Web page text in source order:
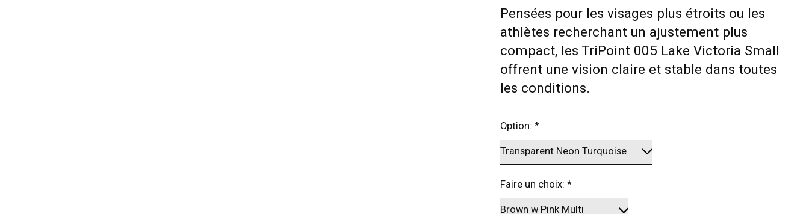
Pensées pour les visages plus étroits ou les
athlètes recherchant un ajustement plus
compact, les TriPoint 005 Lake Victoria Small
offrent une vision claire et stable dans toutes
les conditions.
Option:*
Faire un choix:*